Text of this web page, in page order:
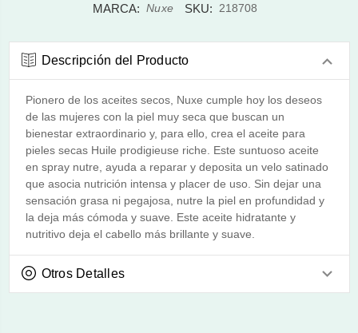
MARCA: Nuxe SKU: 218708
Descripción del Producto
Pionero de los aceites secos, Nuxe cumple hoy los deseos
de las mujeres con la piel muy seca que buscan un
bienestar extraordinario y, para ello, crea el aceite para
pieles secas Huile prodigieuse riche. Este suntuoso aceite
en spray nutre, ayuda a reparar y deposita un velo satinado
que asocia nutrición intensa y placer de uso. Sin dejar una
sensación grasa ni pegajosa, nutre la piel en profundidad y
la deja más cómoda y suave. Este aceite hidratante y
nutritivo deja el cabello más brillante y suave.
Otros Detalles